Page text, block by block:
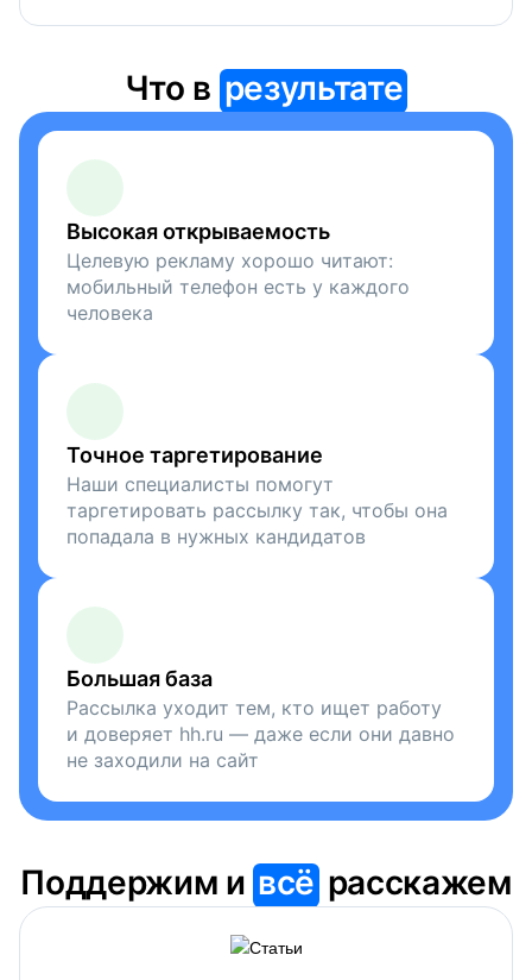
Что в результате
Высокая открываемость
Целевую рекламу хорошо читают:
мобильный телефон есть у каждого
человека
Точное таргетирование
Наши специалисты помогут
таргетировать рассылку так, чтобы она
попадала в нужных кандидатов
Большая база
Рассылка уходит тем, кто ищет работу
и доверяет hh.ru — даже если они давно
не заходили на сайт
Поддержим ивсё расскажем